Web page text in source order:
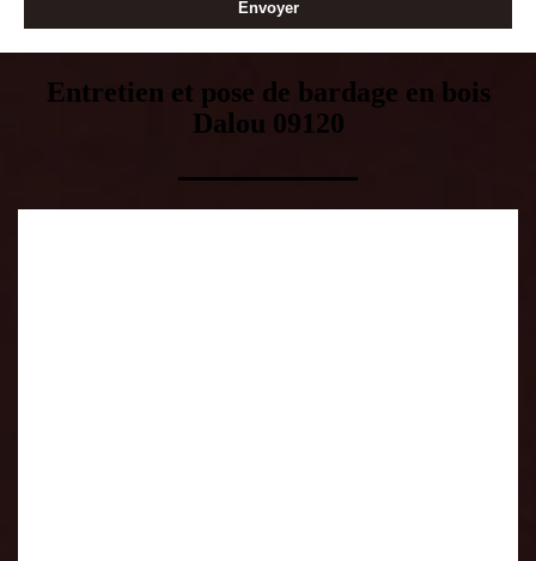
Entretien et pose de bardage en bois
Dalou 09120